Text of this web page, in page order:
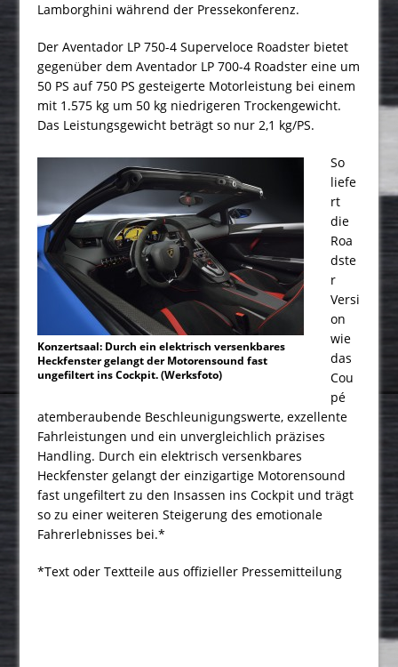
Lamborghini während der Pressekonferenz.
Der Aventador LP 750-4 Superveloce Roadster bietet
gegenüber dem Aventador LP 700-4 Roadster eine um
50 PS auf 750 PS gesteigerte Motorleistung bei einem
mit 1.575 kg um 50 kg niedrigeren Trockengewicht.
Das Leistungsgewicht beträgt so nur 2,1 kg/PS.
Konzertsaal: Durch ein elektrisch versenkbares
Heckfenster gelangt der Motorensound fast
ungefiltert ins Cockpit. (Werksfoto)
So
liefe
rt
die
Roa
dste
r
Versi
on
wie
das
Cou
pé
atemberaubende Beschleunigungswerte, exzellente
Fahrleistungen und ein unvergleichlich präzises
Handling. Durch ein elektrisch versenkbares
Heckfenster gelangt der einzigartige Motorensound
fast ungefiltert zu den Insassen ins Cockpit und trägt
so zu einer weiteren Steigerung des emotionale
Fahrerlebnisses bei.*
*Text oder Textteile aus offizieller Pressemitteilung